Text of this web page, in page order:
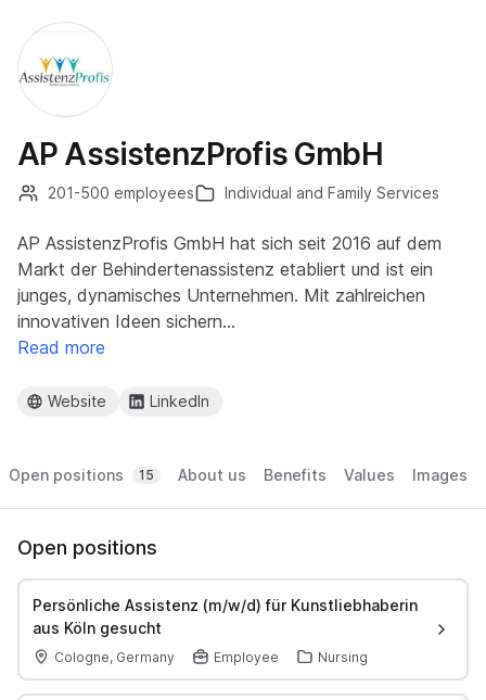
AP AssistenzProfis GmbH
201-500 employees Individual and Family Services
AP AssistenzProfis GmbH hat sich seit 2016 auf dem
Markt der Behindertenassistenz etabliert und ist ein
junges, dynamisches Unternehmen. Mit zahlreichen
innovativen Ideen sichern…
Read more
Website LinkedIn
Open positions 15 About us Benefits Values Images
Open positions
Persönliche Assistenz (m/w/d) für Kunstliebhaberin
aus Köln gesucht
Cologne, Germany Employee Nursing